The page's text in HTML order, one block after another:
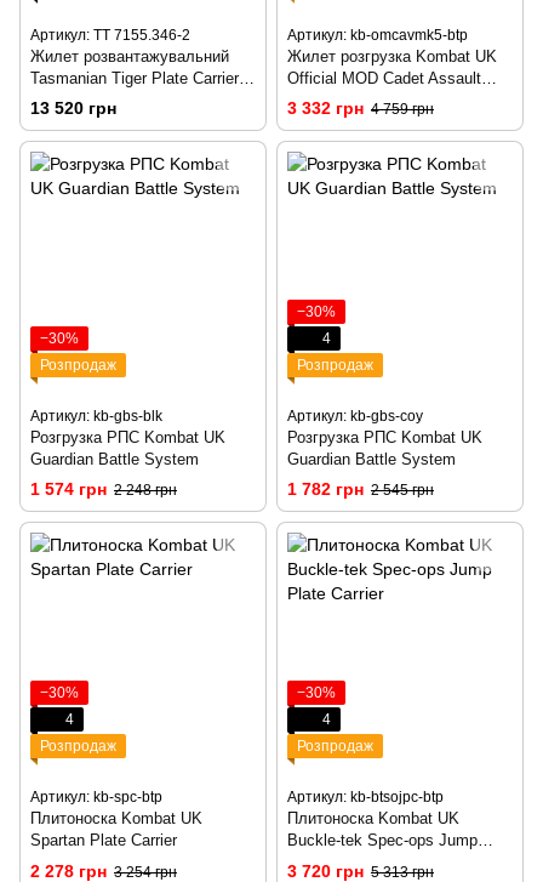
Артикул: TT 7155.346-2
Жилет розвантажувальний
Tasmanian Tiger Plate Carrier
MKIV IRR (Coyote Brown)
13 520 грн
Артикул: kb-omcavmk5-btp
Жилет розгрузка Kombat UK
Official MOD Cadet Assault
Vest MK5
3 332 грн 4 759 грн
−30%
Розпродаж
Артикул: kb-gbs-blk
Розгрузка РПС Kombat UK
Guardian Battle System
1 574 грн 2 248 грн
−30%
4
Розпродаж
Артикул: kb-gbs-coy
Розгрузка РПС Kombat UK
Guardian Battle System
1 782 грн 2 545 грн
−30%
4
Розпродаж
Артикул: kb-spc-btp
Плитоноска Kombat UK
Spartan Plate Carrier
2 278 грн 3 254 грн
−30%
4
Розпродаж
Артикул: kb-btsojpc-btp
Плитоноска Kombat UK
Buckle-tek Spec-ops Jump
Plate Carrier
3 720 грн 5 313 грн